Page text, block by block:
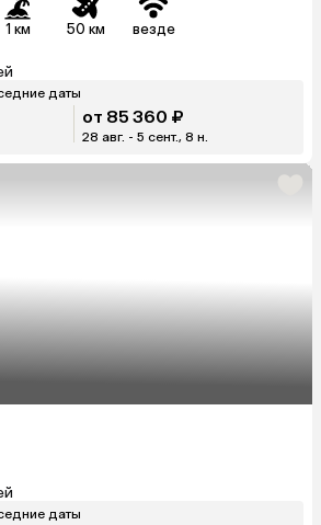
1 км 50 км везде
даты
от 85 360 ₽
28 авг. - 5 сент., 8 н.
даты